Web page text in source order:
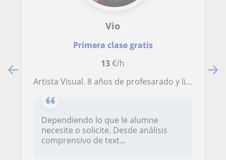
Vio
Primera clase gratis
13€/h
Artista Visual. 8 años de profesarado y lisensiatura en Artes visuales. Proyecto personal, dibujo, pintura, grabado, escultura.
Dependiendo lo que le alumne
necesite o solicite. Desde análisis
comprensivo de text...